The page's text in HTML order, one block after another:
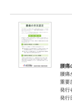
腰痛
腰痛
重
発行
発行